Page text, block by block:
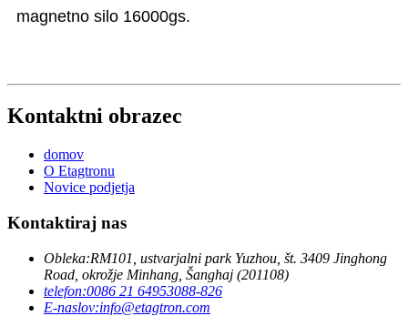
magnetno silo 16000gs.
Kontaktni obrazec
domov
O Etagtronu
Novice podjetja
Kontaktiraj nas
Obleka:RM101, ustvarjalni park Yuzhou, št. 3409 Jinghong
Road, okrožje Minhang, Šanghaj (201108)
telefon:0086 21 64953088-826
E-naslov:info@etagtron.com